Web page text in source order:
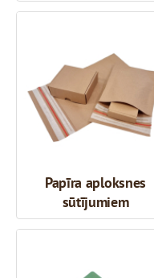
Papīra aploksnes
sūtījumiem